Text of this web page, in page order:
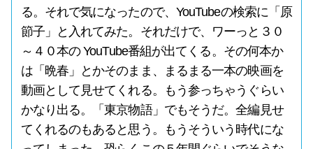
る。それで気になったので、YouTubeの検索に「原
節子」と入れてみた。それだけで、ワーっと３０
～４０本の YouTube番組が出てくる。その何本か
は「晩春」とかそのまま、まるまる一本の映画を
動画として見せてくれる。もう参っちゃうぐらい
かなり出る。「東京物語」でもそうだ。全編見せ
てくれるのもあると思う。もうそういう時代にな